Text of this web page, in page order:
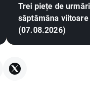
Trei piețe de
săptămâna viitoare
(07.08.2026)